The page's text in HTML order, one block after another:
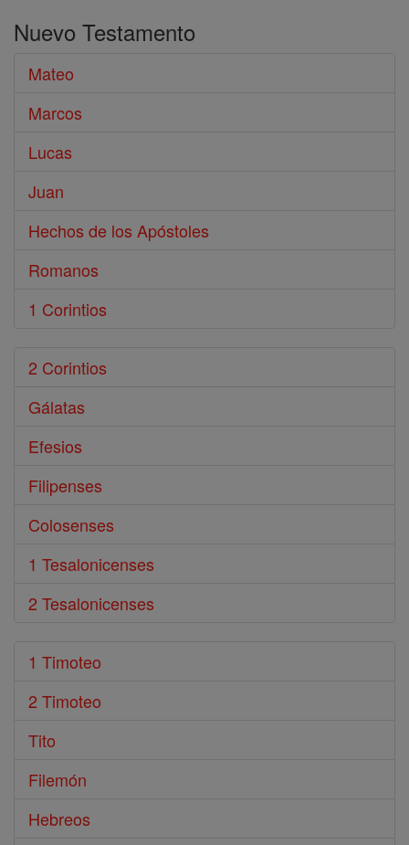
Biblia
Nuevo Testamento
Mateo
Marcos
Lucas
Juan
Hechos de los Apóstoles
Romanos
1 Corintios
2 Corintios
Gálatas
Efesios
Filipenses
Colosenses
1 Tesalonicenses
2 Tesalonicenses
1 Timoteo
2 Timoteo
Tito
Filemón
Hebreos